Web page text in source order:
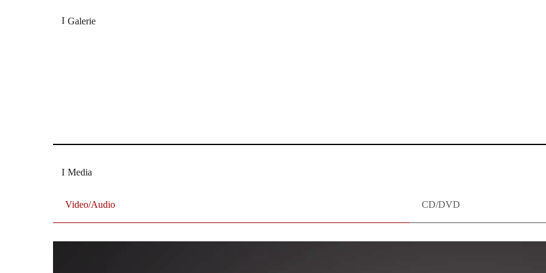
Galerie
Media
Video/Audio CD/DVD